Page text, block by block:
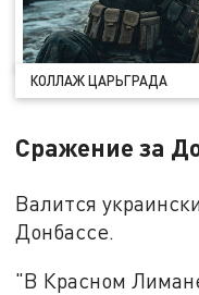
КОЛЛАЖ ЦАРЬГРАДА
Сражение за
Валится
Донбассе.
"В Красном